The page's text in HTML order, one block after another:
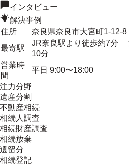
インタビュー
解決事例
住所
奈良県奈良市大宮町1-12-8
最寄駅
JR奈良駅より徒歩約7分
10分
営業時
間
平日 9:00〜18:00
注力分野
遺産分割
不動産相続
相続人調査
相続財産調査
相続放棄
遺留分
相続登記